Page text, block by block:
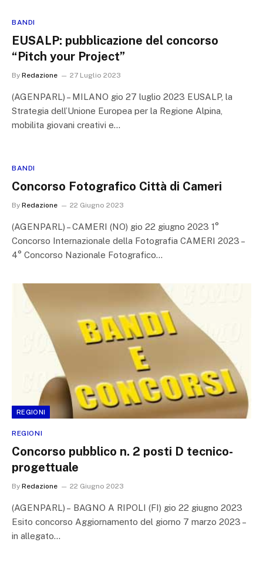
BANDI
EUSALP: pubblicazione del concorso
“Pitch your Project”
By Redazione 27 Luglio 2023
(AGENPARL) – MILANO gio 27 luglio 2023 EUSALP, la
Strategia dell’Unione Europea per la Regione Alpina,
mobilita giovani creativi e…
BANDI
Concorso Fotografico Città di Cameri
By Redazione 22 Giugno 2023
(AGENPARL) – CAMERI (NO) gio 22 giugno 2023 1°
Concorso Internazionale della Fotografia CAMERI 2023 –
4° Concorso Nazionale Fotografico…
REGIONI
REGIONI
Concorso pubblico n. 2 posti D tecnico-
progettuale
By Redazione 22 Giugno 2023
(AGENPARL) – BAGNO A RIPOLI (FI) gio 22 giugno 2023
Esito concorso Aggiornamento del giorno 7 marzo 2023 –
in allegato…